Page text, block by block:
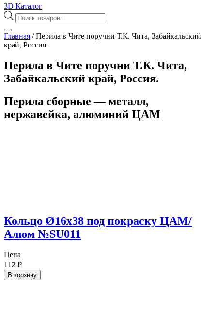
3D Каталог
Поиск
товаров
Главная /Перила в Чите поручни Т.К. Чита, Забайкальский
край, Россия.
Перила в Чите поручни Т.К. Чита,
Забайкальский край, Россия.
Перила сборные — металл,
нержавейка, алюминий ЦАМ
Кольцо Ø16х38 под покраску ЦАМ/
Алюм №SU011
Цена
112 ₽
В корзину